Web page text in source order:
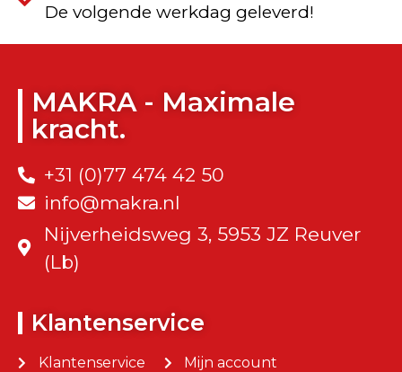
De volgende werkdag geleverd!
MAKRA - Maximale
kracht.
+31 (0)77 474 42 50
info@makra.nl
Nijverheidsweg 3, 5953 JZ Reuver
(Lb)
Klantenservice
Klantenservice
Mijn account